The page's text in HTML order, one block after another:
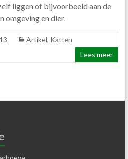
liggen of bijvoorbeeld aan de
omgeving en dier.
Artikel, Katten
Lees meer